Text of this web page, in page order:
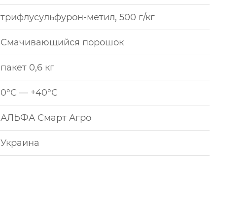
трифлусульфурон-метил, 500 г/кг
Смачивающийся порошок
пакет 0,6 кг
0°С — +40°С
АЛЬФА Смарт Агро
Украина